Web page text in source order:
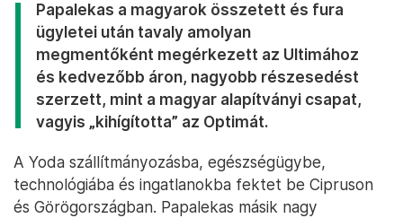
Papalekas a magyarok összetett és fura
ügyletei után tavaly amolyan
megmentőként megérkezett az Ultimához
és kedvezőbb áron, nagyobb részesedést
szerzett, mint a magyar alapítványi csapat,
vagyis „kihígította” az Optimát.
A Yoda szállítmányozásba, egészségügybe,
technológiába és ingatlanokba fektet be Cipruson
és Görögországban. Papalekas másik nagy